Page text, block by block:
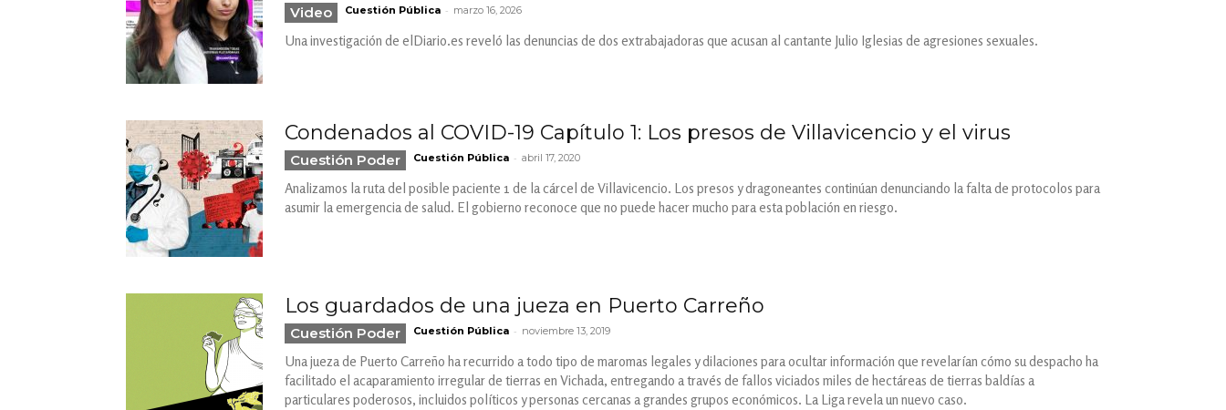
Video Cuestión Pública - marzo 16, 2026
Una investigación de elDiario.es reveló las denuncias de dos extrabajadoras que acusan al cantante Julio Iglesias de agresiones sexuales.
Condenados al COVID-19 Capítulo 1: Los presos de Villavicencio y el virus
Cuestión Poder Cuestión Pública - abril 17, 2020
Analizamos la ruta del posible paciente 1 de la cárcel de Villavicencio. Los presos y dragoneantes continúan denunciando la falta de protocolos para
asumir la emergencia de salud. El gobierno reconoce que no puede hacer mucho para esta población en riesgo.
Los guardados de una jueza en Puerto Carreño
Cuestión Poder Cuestión Pública - noviembre 13, 2019
Una jueza de Puerto Carreño ha recurrido a todo tipo de maromas legales y dilaciones para ocultar información que revelarían cómo su despacho ha
facilitado el acaparamiento irregular de tierras en Vichada, entregando a través de fallos viciados miles de hectáreas de tierras baldías a
particulares poderosos, incluidos políticos y personas cercanas a grandes grupos económicos. La Liga revela un nuevo caso.